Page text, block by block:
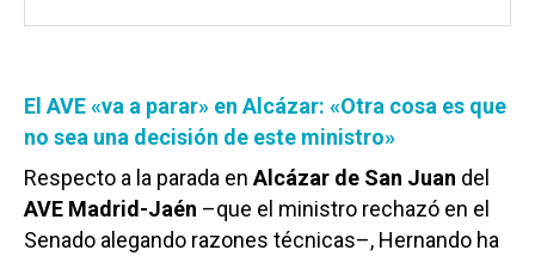
El AVE «va a parar» en Alcázar: «Otra cosa es que
no sea una decisión de este ministro»
Respecto a la parada en Alcázar de San Juan del
AVE Madrid-Jaén –que el ministro rechazó en el
Senado alegando razones técnicas–, Hernando ha